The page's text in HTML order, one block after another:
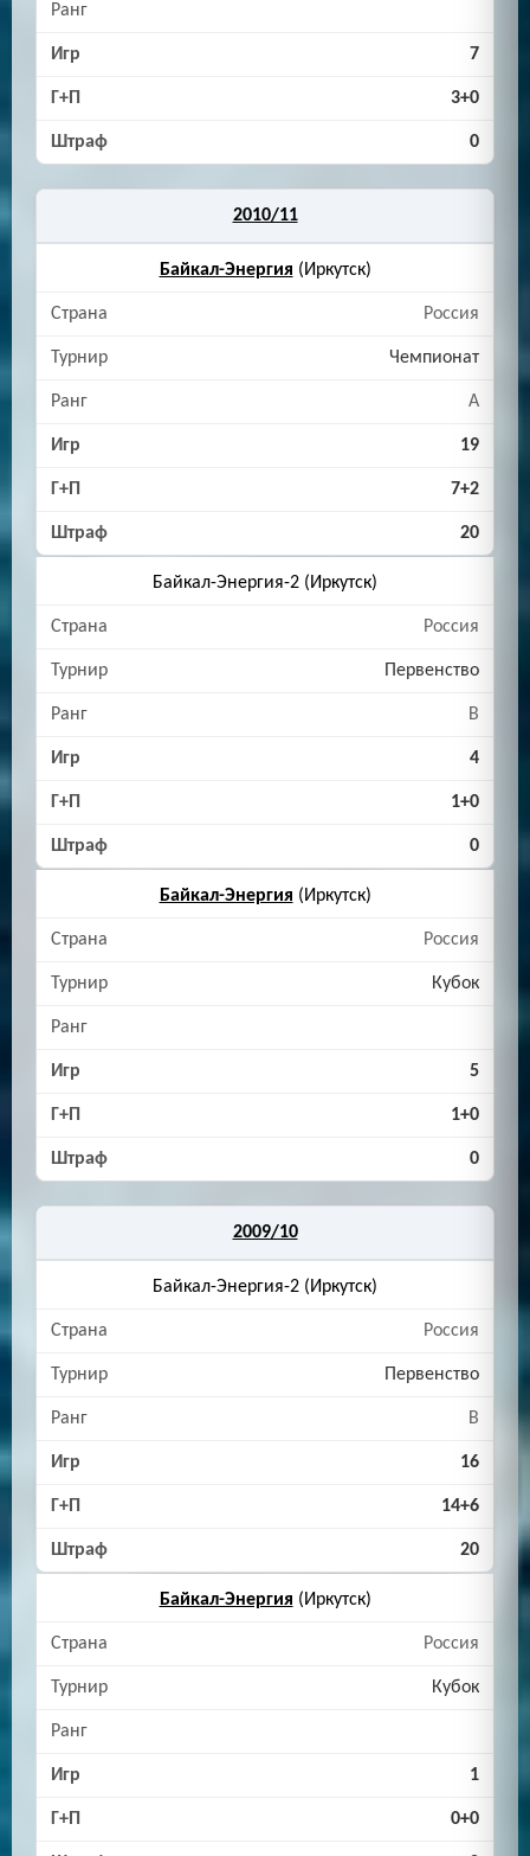
7
3+0
0
2010/11
Байкал-Энергия (Иркутск)
Россия
Чемпионат
A
19
7+2
20
Байкал-Энергия-2 (Иркутск)
Россия
Первенство
B
4
1+0
0
Байкал-Энергия (Иркутск)
Россия
Кубок
5
1+0
0
2009/10
Байкал-Энергия-2 (Иркутск)
Россия
Первенство
B
16
14+6
20
Байкал-Энергия (Иркутск)
Россия
Кубок
1
0+0